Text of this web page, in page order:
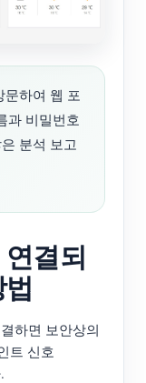
문하여 웹 포
과 비밀번호
분석 보고
결되
하면 보안상의
트 신호